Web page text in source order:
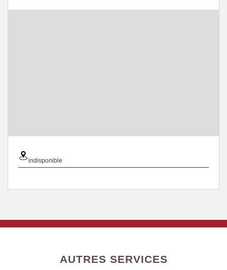
indisponible
AUTRES SERVICES